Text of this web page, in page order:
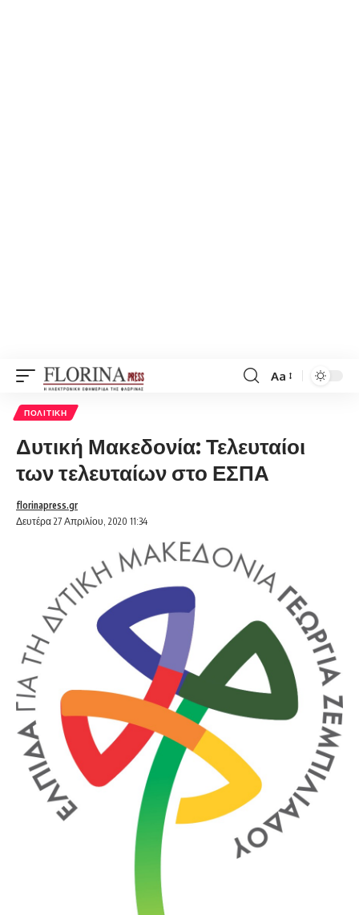
Font
Aa
ΠΟΛΙΤΙΚΉ
Δυτική Μακεδονία: Τελευταίοι
των τελευταίων στο ΕΣΠΑ
Δευτέρα 27 Απριλίου, 2020 11:34
florinapress.gr